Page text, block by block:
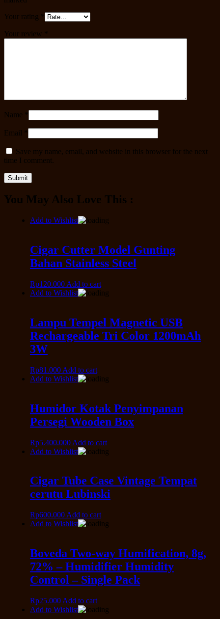
Your rating
Your review
Name
Email
Save my name, email, and website in this browser for the next
time I comment.
You May Also Love This :
Add to Wishlist
Cigar Cutter Model Gunting
Bahan Stainless Steel
Rp120.000 Add to cart
Add to Wishlist
Lampu Tempel Magnetic USB
Rechargeable Tri Color 1200mAh
3W
Rp81.000 Add to cart
Add to Wishlist
Humidor Kotak Penyimpanan
Persegi Wooden Box
Rp5.400.000 Add to cart
Add to Wishlist
Cigar Tube Case Vintage Tempat
cerutu Lubinski
Rp600.000 Add to cart
Add to Wishlist
Boveda Two-way Humification, 8g,
72% – Humidifier Humidity
Control – Single Pack
Rp25.000 Add to cart
Add to Wishlist